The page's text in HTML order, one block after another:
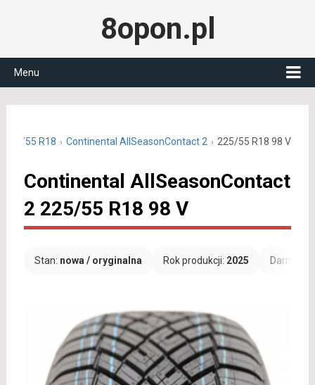
8opon.pl
Menu
225/55 R18 Continental AllSeasonContact 2 225/55 R18 98 V
Continental AllSeasonContact
2 225/55 R18 98 V
Stan: nowa / oryginalna Rok produkcji: 2025